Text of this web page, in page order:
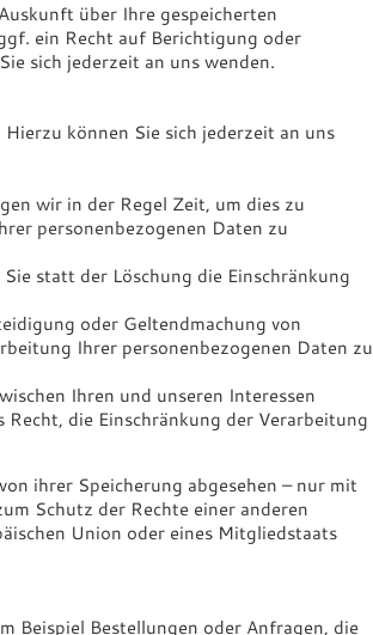
über Ihre gespeicherten
ein Recht auf Berichtigung oder
sich jederzeit an uns wenden.
können Sie sich jederzeit an uns
wir in der Regel Zeit, um dies zu
personenbezogenen Daten zu
statt der Löschung die Einschränkung
oder Geltendmachung von
Ihrer personenbezogenen Daten zu
Ihren und unseren Interessen
die Einschränkung der Verarbeitung
ihrer Speicherung abgesehen – nur mit
Schutz der Rechte einer anderen
Union oder eines Mitgliedstaats
Beispiel Bestellungen oder Anfragen, die